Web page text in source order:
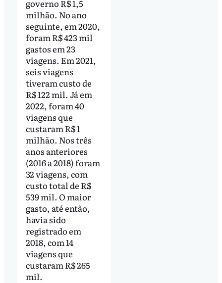
governo R$ 1,5
milhão. No ano
seguinte, em 2020,
foram R$ 423 mil
gastos em 23
viagens. Em 2021,
seis viagens
tiveram custo de
R$ 122 mil. Já em
2022, foram 40
viagens que
custaram R$ 1
milhão. Nos três
anos anteriores
(2016 a 2018) foram
32 viagens, com
custo total de R$
539 mil. O maior
gasto, até então,
havia sido
registrado em
2018, com 14
viagens que
custaram R$ 265
mil.